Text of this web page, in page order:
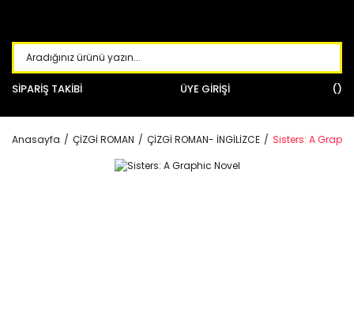
SİPARİŞ TAKİBİ ÜYE GİRİŞİ
Anasayfa ÇİZGİ ROMAN ÇİZGİ ROMAN- İNGİLİZCE Sisters: A